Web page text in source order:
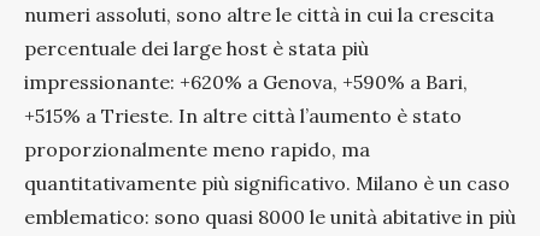
numeri assoluti, sono altre le città in cui la crescita
percentuale dei large host è stata più
impressionante: +620% a Genova, +590% a Bari,
+515% a Trieste. In altre città l’aumento è stato
proporzionalmente meno rapido, ma
quantitativamente più significativo. Milano è un caso
emblematico: sono quasi 8000 le unità abitative in più